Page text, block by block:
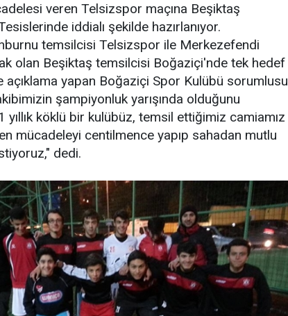
veren Telsizspor maçına Beşiktaş
iddialı şekilde hazırlanıyor.
temsilcisi Telsizspor ile Merkezefendi
olan Beşiktaş temsilcisi Boğaziçi'nde tek hedef
açıklama yapan Boğaziçi Spor Kulübü sorumlusu
şampiyonluk yarışında olduğunu
köklü bir kulübüz, temsil ettiğimiz camiamız
mücadeleyi centilmence yapıp sahadan mutlu
dedi.